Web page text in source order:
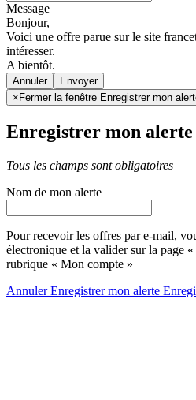
Message
Bonjour,
Voici une offre parue sur le site
intéresser.
A bientôt.
Annuler
× Fermer la fenêtre Enregistrer mon
Enregistrer mon alerte
Tous les champs sont obligatoires
Nom de mon alerte
Pour recevoir les offres par e-mail,
électronique et la valider sur la page «
rubrique « Mon compte »
AnnulerEnregistrer mon alerte